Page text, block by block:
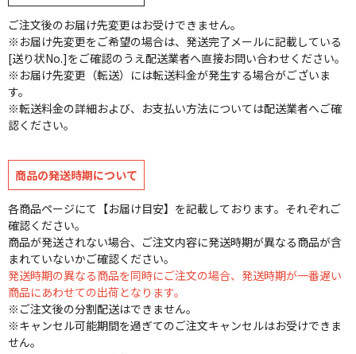
ご注文後のお届け先変更はお受けできません。
※お届け先変更をご希望の場合は、発送完了メールに記載している
[送り状No.]をご確認のうえ配送業者へ直接お問い合わせください。
※お届け先変更（転送）には転送料金が発生する場合がございま
す。
※転送料金の詳細および、お支払い方法については配送業者へご確
認ください。
商品の発送時期について
各商品ページにて【お届け目安】を記載しております。それぞれご
確認ください。
商品が発送されない場合、ご注文内容に発送時期が異なる商品が含
まれていないかご確認ください。
発送時期の異なる商品を同時にご注文の場合、発送時期が一番遅い
商品にあわせての出荷となります。
※ご注文後の分割配送はできません。
※キャンセル可能期間を過ぎてのご注文キャンセルはお受けできま
せん。